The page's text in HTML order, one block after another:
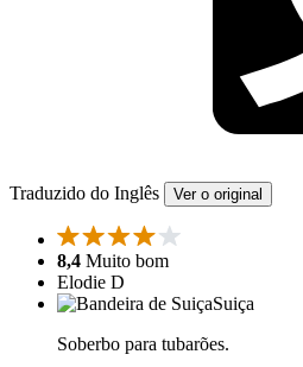
Traduzido do Inglês Ver o original
8,4 Muito bom
Elodie D
Suiça
Soberbo para tubarões.